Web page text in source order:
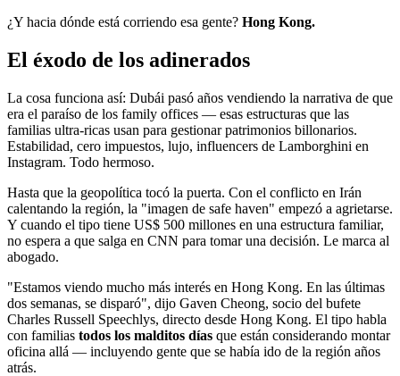
¿Y hacia dónde está corriendo esa gente? Hong Kong.
El éxodo de los adinerados
La cosa funciona así: Dubái pasó años vendiendo la narrativa de que
era el paraíso de los family offices — esas estructuras que las
familias ultra-ricas usan para gestionar patrimonios billonarios.
Estabilidad, cero impuestos, lujo, influencers de Lamborghini en
Instagram. Todo hermoso.
Hasta que la geopolítica tocó la puerta. Con el conflicto en Irán
calentando la región, la "imagen de safe haven" empezó a agrietarse.
Y cuando el tipo tiene US$ 500 millones en una estructura familiar,
no espera a que salga en CNN para tomar una decisión. Le marca al
abogado.
"Estamos viendo mucho más interés en Hong Kong. En las últimas
dos semanas, se disparó", dijo Gaven Cheong, socio del bufete
Charles Russell Speechlys, directo desde Hong Kong. El tipo habla
con familias todos los malditos días que están considerando montar
oficina allá — incluyendo gente que se había ido de la región años
atrás.